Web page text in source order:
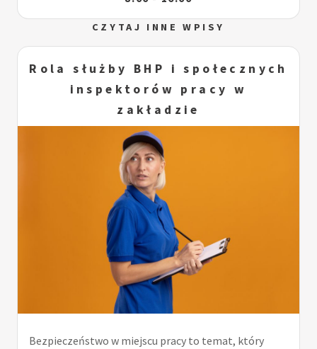
CZYTAJ INNE WPISY
Rola służby BHP i społecznych
inspektorów pracy w
zakładzie
Bezpieczeństwo w miejscu pracy to temat, który